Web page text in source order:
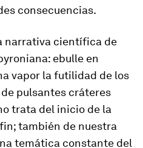
consecuencias.
narrativa científica de
: ebulle en
vapor la futilidad de los
pulsantes cráteres
trata del inicio de la
también de nuestra
temática constante del